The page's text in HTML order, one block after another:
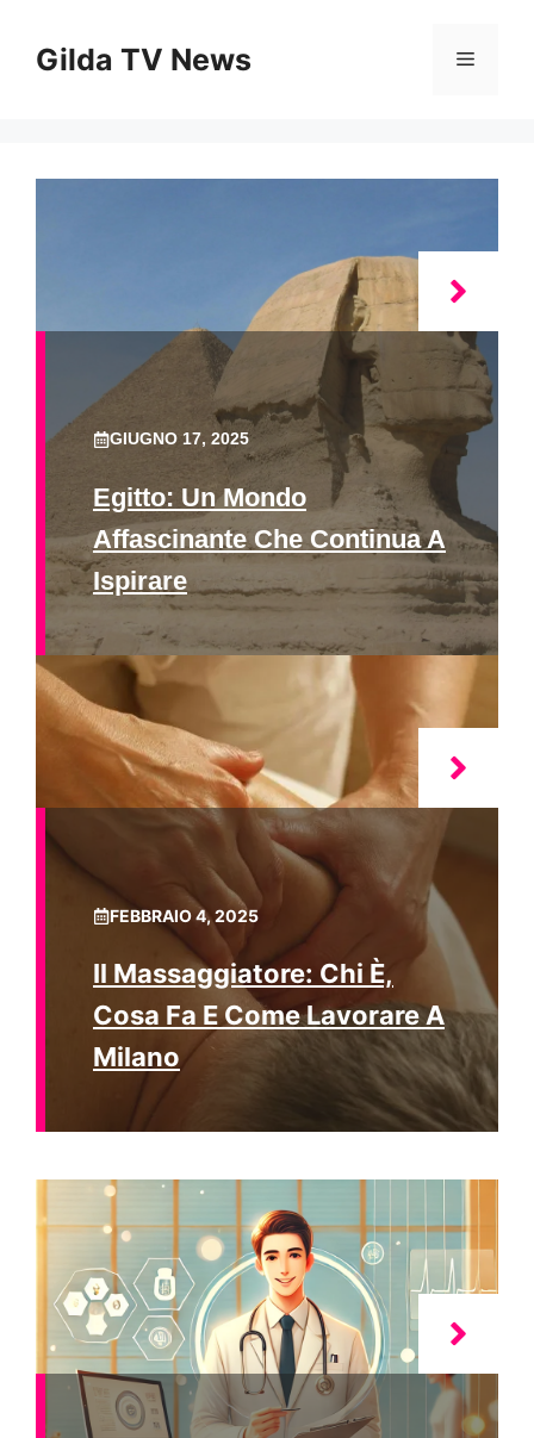
contenuto
Gilda TV News Menu
GIUGNO 17, 2025
Egitto: Un Mondo
Affascinante Che Continua A
Ispirare
FEBBRAIO 4, 2025
Il Massaggiatore: Chi È,
Cosa Fa E Come Lavorare A
Milano